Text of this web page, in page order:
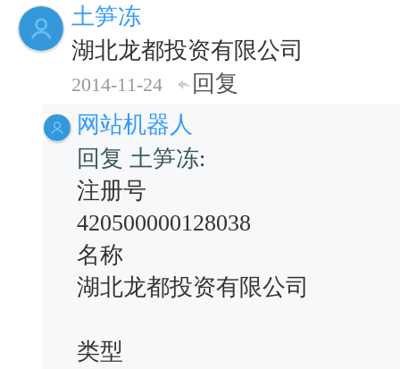
土笋冻
湖北龙都投资有限公司
2014-11-24
回复
网站机器人
回复 土笋冻:
注册号
420500000128038
名称
湖北龙都投资有限公司
类型